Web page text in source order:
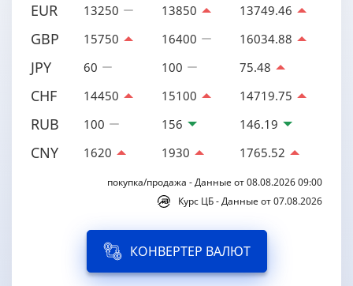
EUR 13250 13850 13749.46
GBP 15750 16400 16034.88
JPY 60 100 75.48
CHF 14450 15100 14719.75
RUB 100 156 146.19
CNY 1620 1930 1765.52
покупка/продажа - Данные от 08.08.2026 09:00
Курс ЦБ - Данные от 07.08.2026
КОНВЕРТЕР ВАЛЮТ